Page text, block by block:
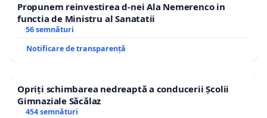
Propunem reinvestirea d-nei Ala Nemerenco in
functia de Ministru al Sanatatii
56 semnături
Notificare de transparență
Opriți schimbarea nedreaptă a conducerii Școlii
Gimnaziale Săcălaz
454 semnături